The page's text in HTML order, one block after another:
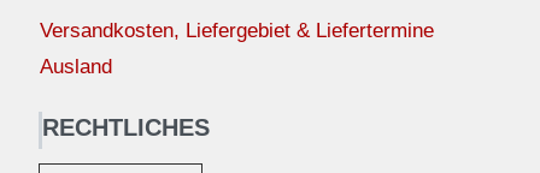
Versandkosten, Liefergebiet & Liefertermine
Ausland
RECHTLICHES